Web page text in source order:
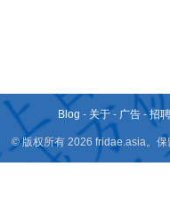
Blog - 关于 - 广告 -招
© 版权所有 2026 fridae.asia。